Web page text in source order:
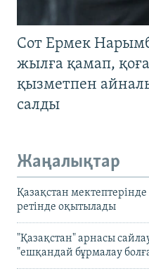
Сот Ермек
жылға қамап,
қызметпен
салды
Жаңалықтар
Қазақстан
ретінде оқытылады
"Қазақстан" арнасы
"ешқандай бұрмалау